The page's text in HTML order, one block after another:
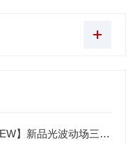
日本otsuka大塚电子株式会社【NEW】新品光波动场三次元显微镜MINUK